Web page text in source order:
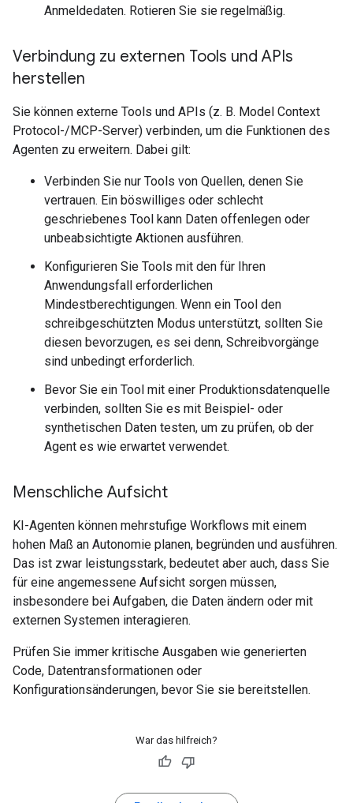
Anmeldedaten. Rotieren Sie sie regelmäßig.
Verbindung zu externen Tools und APIs
herstellen
Sie können externe Tools und APIs (z. B. Model Context
Protocol-/MCP-Server) verbinden, um die Funktionen des
Agenten zu erweitern. Dabei gilt:
Verbinden Sie nur Tools von Quellen, denen Sie
vertrauen. Ein böswilliges oder schlecht
geschriebenes Tool kann Daten offenlegen oder
unbeabsichtigte Aktionen ausführen.
Konfigurieren Sie Tools mit den für Ihren
Anwendungsfall erforderlichen
Mindestberechtigungen. Wenn ein Tool den
schreibgeschützten Modus unterstützt, sollten Sie
diesen bevorzugen, es sei denn, Schreibvorgänge
sind unbedingt erforderlich.
Bevor Sie ein Tool mit einer Produktionsdatenquelle
verbinden, sollten Sie es mit Beispiel- oder
synthetischen Daten testen, um zu prüfen, ob der
Agent es wie erwartet verwendet.
Menschliche Aufsicht
KI-Agenten können mehrstufige Workflows mit einem
hohen Maß an Autonomie planen, begründen und ausführen.
Das ist zwar leistungsstark, bedeutet aber auch, dass Sie
für eine angemessene Aufsicht sorgen müssen,
insbesondere bei Aufgaben, die Daten ändern oder mit
externen Systemen interagieren.
Prüfen Sie immer kritische Ausgaben wie generierten
Code, Datentransformationen oder
Konfigurationsänderungen, bevor Sie sie bereitstellen.
War das hilfreich?